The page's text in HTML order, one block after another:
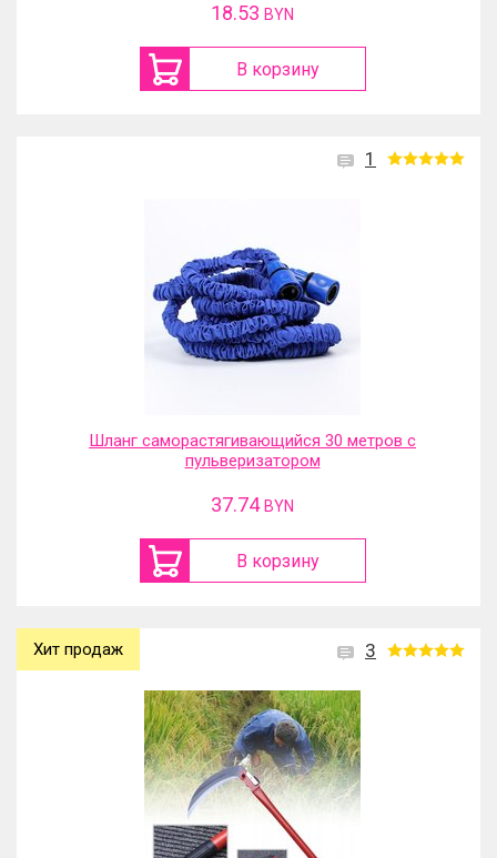
18.53 BYN
В корзину
1
Шланг саморастягивающийся 30 метров с
пульверизатором
37.74 BYN
В корзину
3
Хит продаж